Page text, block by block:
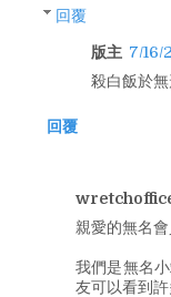
回覆
版主 7/16/
殺白飯於無
回覆
親愛的無名會
我們是無名
友可以看到許